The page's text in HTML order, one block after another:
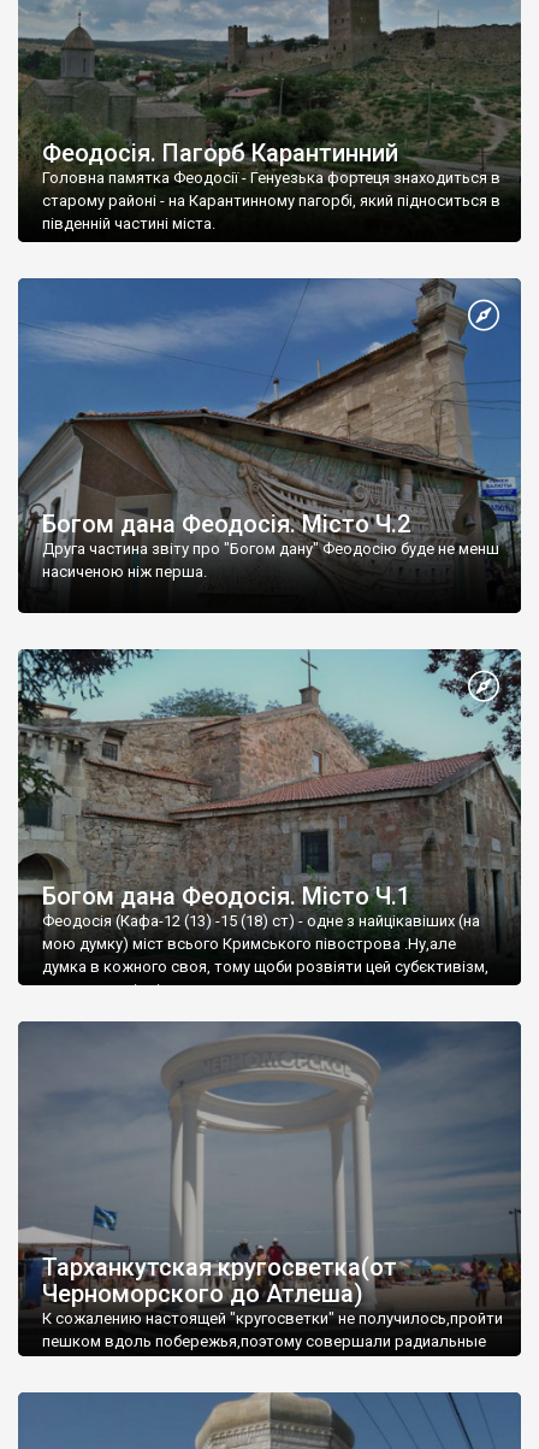
Феодосія. Пагорб Карантинний
Головна памятка Феодосії - Генуезька фортеця знаходиться в
старому районі - на Карантинному пагорбі, який підноситься в
південній частині міста.
Богом дана Феодосія. Місто Ч.2
Друга частина звіту про "Богом дану" Феодосію буде не менш
насиченою ніж перша.
Богом дана Феодосія. Місто Ч.1
Феодосія (Кафа-12 (13) -15 (18) ст) - одне з найцікавіших (на
мою думку) міст всього Кримського півострова .Ну,але
думка в кожного своя, тому щоби розвіяти цей субєктивізм,
запрошую відвідати це
Тарханкутская кругосветка(от
Черноморского до Атлеша)
К сожалению настоящей "кругосветки" не получилось,пройти
пешком вдоль побережья,поэтому совершали радиальные